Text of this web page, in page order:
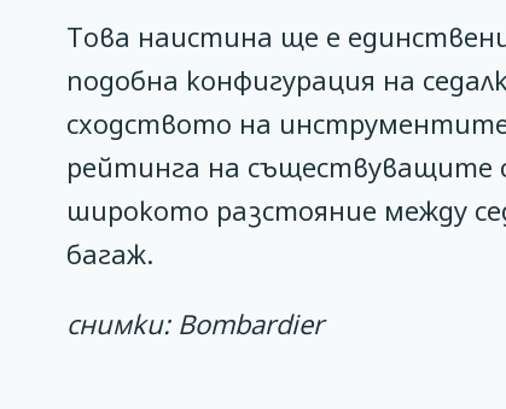
Това наистина ще е
подобна конфигурация на
сходството на
рейтинга на
широкото разстояние между
багаж.
снимки: Bombardier